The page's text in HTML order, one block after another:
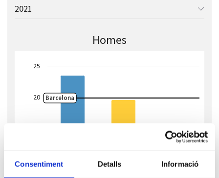
Consentiment Detalls Informació
l’any
Homes
20
25
Barcelona